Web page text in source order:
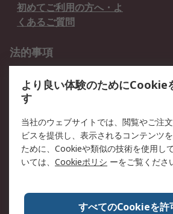
初めてご利用の方へ・よ
くあるご質問
法的事項
クッキーポリシー
RSについて
会社概要
採用
プレスリリース＆お知ら
コー
全世界のRS
RSの
ESGへの取り組み（英語）
認証
より良い体験のためにCookie
す
当社のウェブサイトでは、閲覧やご注
ビスを提供し、表示されるコンテンツ
ために、Cookieや類似の技術を使用し
いては、 Cookieポリシ ーをご覧くださ
すべてのCookieを許